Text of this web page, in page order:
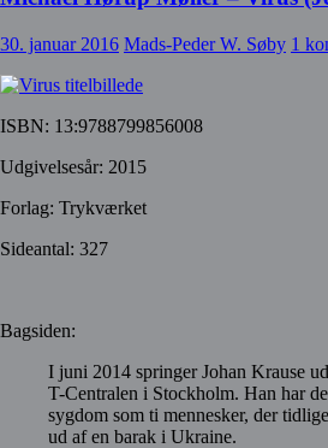
30. januar 2016 Mads-Peder W. Søby 1
ISBN: 13:9788799856008
Udgivelsesår: 2015
Forlag: Trykværket
Sideantal: 327
Bagsiden:
I juni 2014 springer Johan Krause
T-Centralen i Stockholm. Han har
sygdom som ti mennesker, der
ud af en barak i Ukraine.